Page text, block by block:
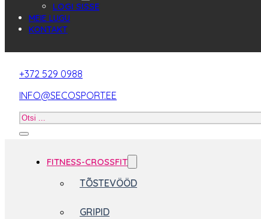
LOGI SISSE
MEIE LUGU
KONTAKT
+372 529 0988
INFO@SECOSPORT.EE
Otsi
FITNESS-CROSSFIT
TÕSTEVÖÖD
GRIPID